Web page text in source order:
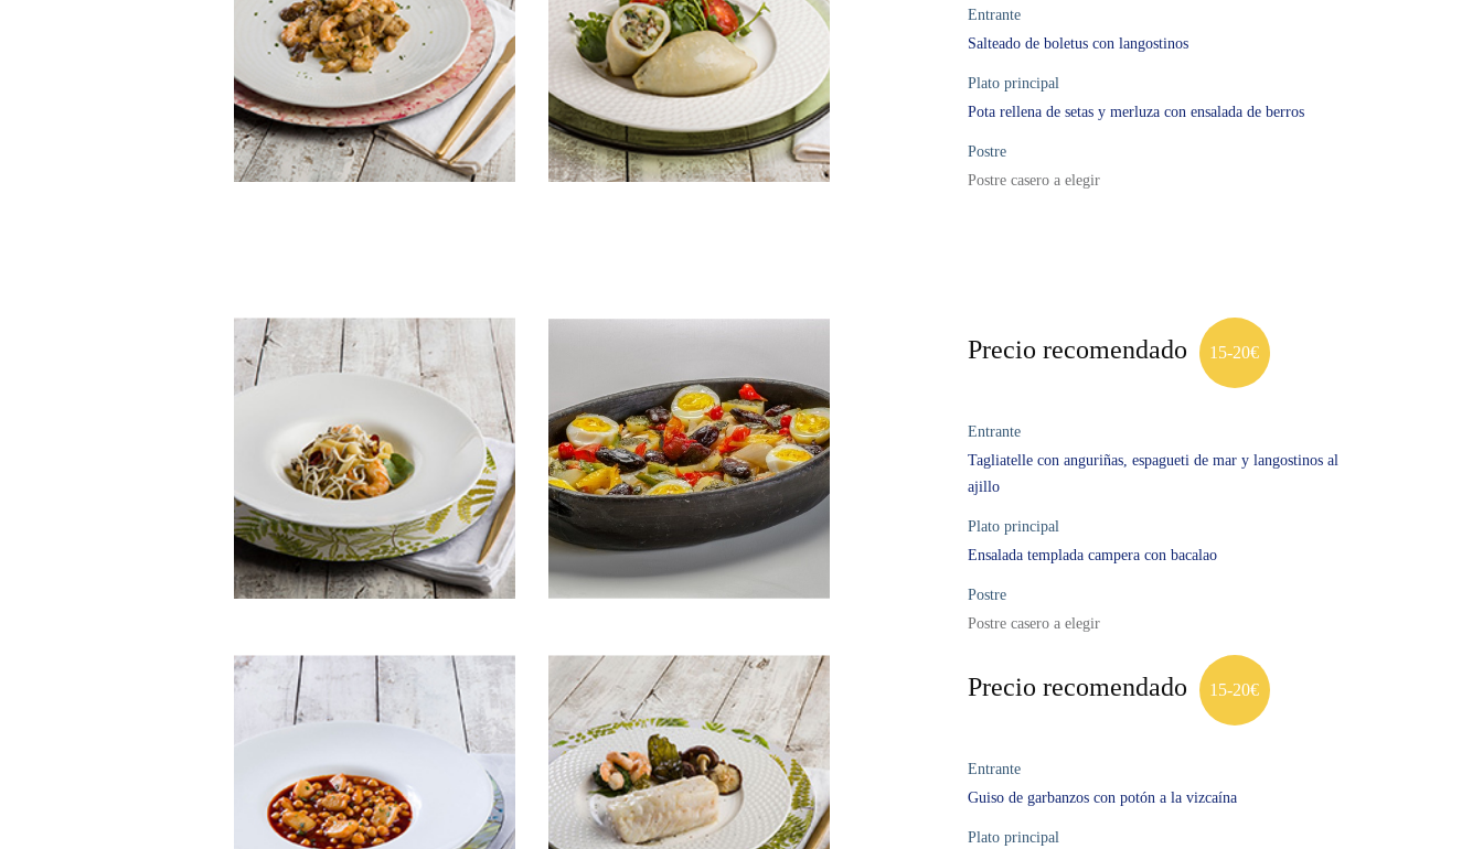
Entrante
Salteado de boletus con langostinos
Plato principal
Pota rellena de setas y merluza con ensalada de berros
Postre
Postre casero a elegir
Precio recomendado 15-20€
Entrante
Tagliatelle con anguriñas, espagueti de mar y langostinos al
ajillo
Plato principal
Ensalada templada campera con bacalao
Postre
Postre casero a elegir
Precio recomendado 15-20€
Entrante
Guiso de garbanzos con potón a la vizcaína
Plato principal